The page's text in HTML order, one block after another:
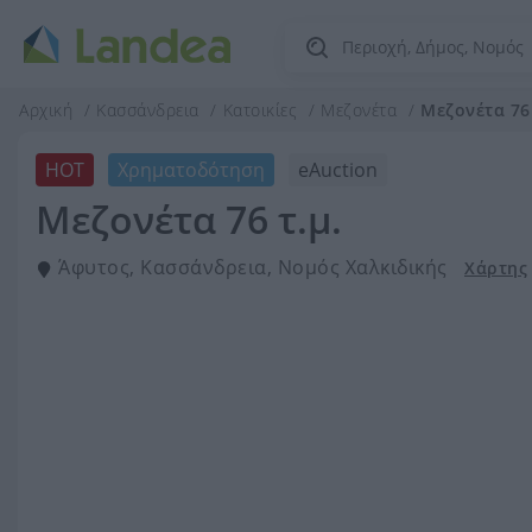
Αρχική Κασσάνδρεια Κατοικίες Μεζονέτα Μεζονέτα
HOT Χρηματοδότηση eAuction
Μεζονέτα 76 τ.μ.
Άφυτος, Κασσάνδρεια, Νομός Χαλκιδικής Χάρτης